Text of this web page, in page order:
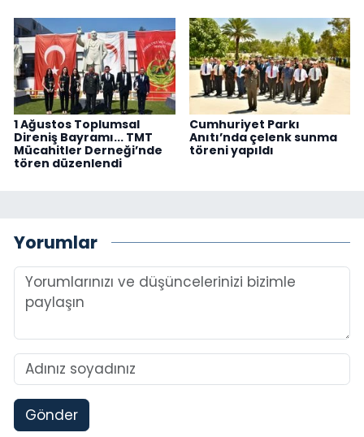
1 Ağustos Toplumsal
Direniş Bayramı... TMT
Mücahitler Derneği’nde
tören düzenlendi
Cumhuriyet Parkı
Anıtı’nda çelenk sunma
töreni yapıldı
Yorumlar
Gönder